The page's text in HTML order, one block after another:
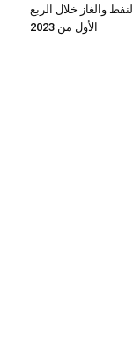
والغاز خلال الربع
الأول من 2023